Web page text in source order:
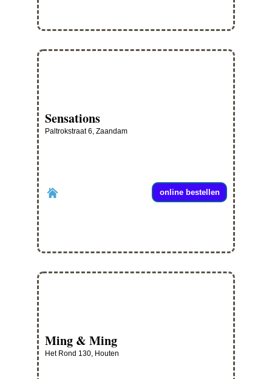
Sensations
Paltrokstraat 6, Zaandam
online bestellen
Ming & Ming
Het Rond 130, Houten